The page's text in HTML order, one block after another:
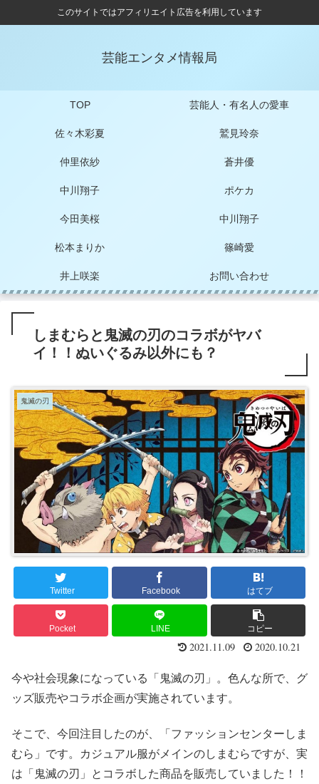
このサイトではアフィリエイト広告を利用しています
芸能エンタメ情報局
TOP 芸能人・有名人の愛車
佐々木彩夏 鷲見玲奈
仲里依紗 蒼井優
中川翔子 ポケカ
今田美桜 中川翔子
松本まりか 篠崎愛
井上咲楽 お問い合わせ
しまむらと鬼滅の刃のコラボがヤバ
イ！！ぬいぐるみ以外にも？
鬼滅の刃
Twitter Facebook はてブ
Pocket LINE コピー
2021.11.09 2020.10.21
今や社会現象になっている「鬼滅の刃」。色んな所で、グ
ッズ販売やコラボ企画が実施されています。
そこで、今回注目したのが、「ファッションセンターしま
むら」です。カジュアル服がメインのしまむらですが、実
は「鬼滅の刃」とコラボした商品を販売していました！！